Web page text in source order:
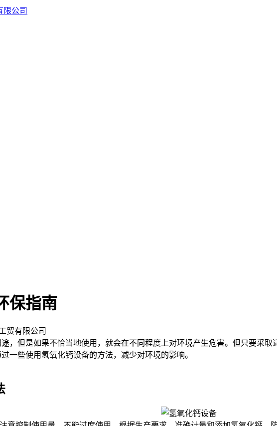
保指南
贸有限公司
但是如果不恰当地使用，就会在不同程度上对环境产生危害。但只要采取
一些使用氢氧化钙设备的方法，减少对环境的影响。